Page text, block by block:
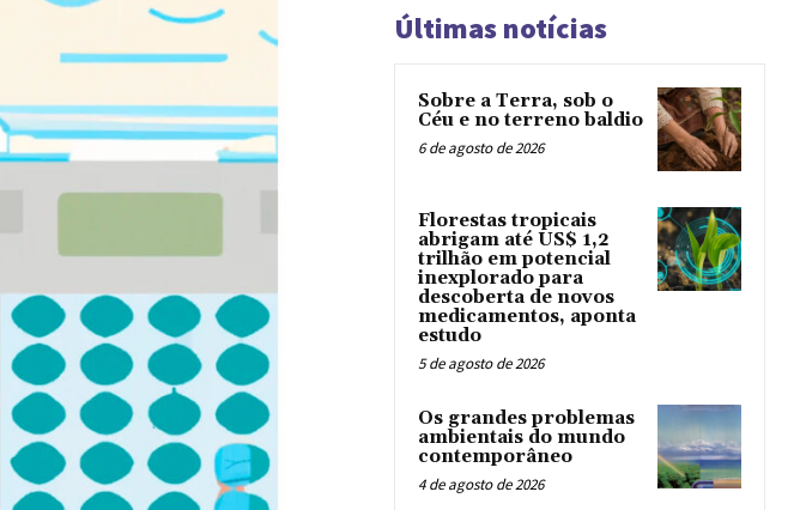
Últimas notícias
Sobre a Terra, sob o
Céu e no terreno baldio
6 de agosto de 2026
Florestas tropicais
abrigam até US$ 1,2
trilhão em potencial
inexplorado para
descoberta de novos
medicamentos, aponta
estudo
5 de agosto de 2026
Os grandes problemas
ambientais do mundo
contemporâneo
4 de agosto de 2026